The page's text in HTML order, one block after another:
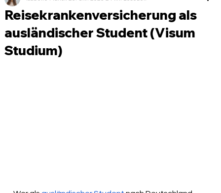
Reisekrankenversicherung als
ausländischer Student (Visum
Studium)